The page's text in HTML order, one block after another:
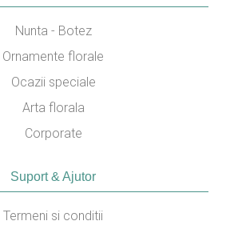
Nunta - Botez
Ornamente florale
Ocazii speciale
Arta florala
Corporate
Suport & Ajutor
Termeni si conditii